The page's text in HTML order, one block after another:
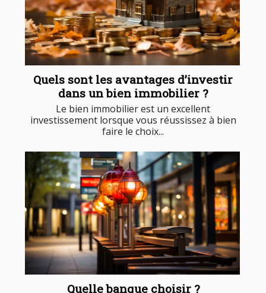
Quels sont les avantages d’investir
dans un bien immobilier ?
Le bien immobilier est un excellent
investissement lorsque vous réussissez à bien
faire le choix...
Quelle banque choisir ?